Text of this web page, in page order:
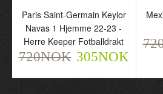
Paris Saint-Germain Keylor
Navas 1 Hjemme 22-23 -
Herre Keeper Fotballdrakt
720NOK 305NOK